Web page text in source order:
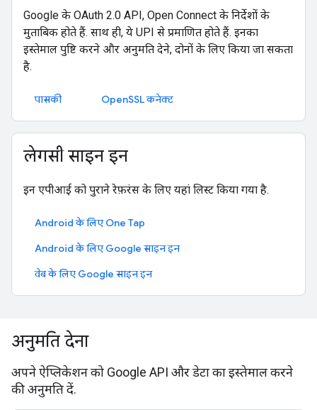
Google के OAuth 2.0 API, Open Connect के निर्देशों के
मुताबिक होते हैं. साथ ही, ये UPI से प्रमाणित होते हैं. इनका
इस्तेमाल पुष्टि करने और अनुमति देने, दोनों के लिए किया जा सकता
है.
पासकी OpenSSL कनेक्ट
लेगसी साइन इन
इन एपीआई को पुराने रेफ़रंस के लिए यहां लिस्ट किया गया है.
Android के लिए One Tap
Android के लिए Google साइन इन
वेब के लिए Google साइन इन
अनुमति देना
अपने ऐप्लिकेशन को Google API और डेटा का इस्तेमाल करने
की अनुमति दें.